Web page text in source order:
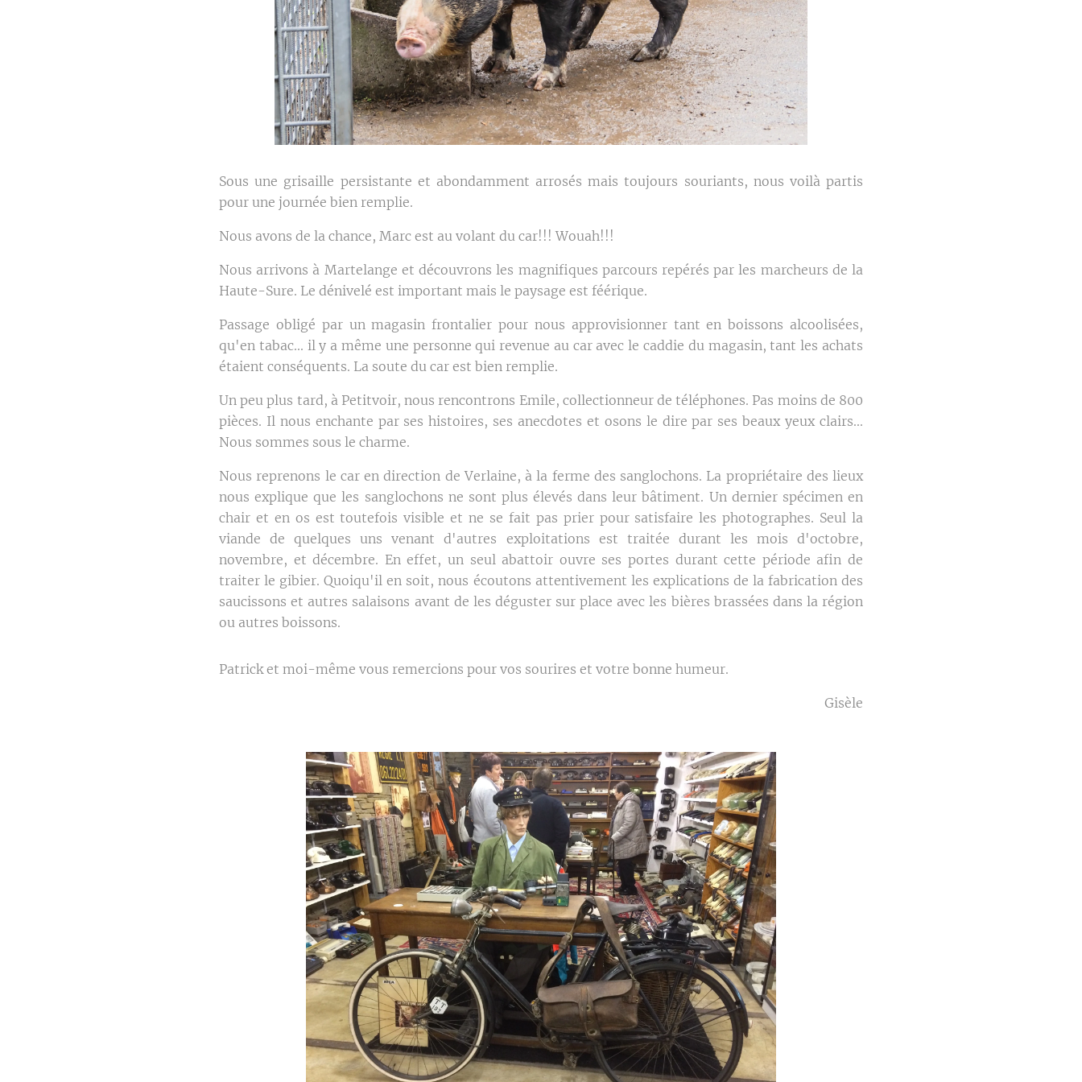
Sous une grisaille persistante et abondamment arrosés mais toujours souriants, nous voilà partis
pour une journée bien remplie.
Nous avons de la chance, Marc est au volant du car!!! Wouah!!!
Nous arrivons à Martelange et découvrons les magnifiques parcours repérés par les marcheurs de la
Haute-Sure. Le dénivelé est important mais le paysage est féérique.
Passage obligé par un magasin frontalier pour nous approvisionner tant en boissons alcoolisées,
qu'en tabac... il y a même une personne qui revenue au car avec le caddie du magasin, tant les achats
étaient conséquents. La soute du car est bien remplie.
Un peu plus tard, à Petitvoir, nous rencontrons Emile, collectionneur de téléphones. Pas moins de 800
pièces. Il nous enchante par ses histoires, ses anecdotes et osons le dire par ses beaux yeux clairs...
Nous sommes sous le charme.
Nous reprenons le car en direction de Verlaine, à la ferme des sanglochons. La propriétaire des lieux
nous explique que les sanglochons ne sont plus élevés dans leur bâtiment. Un dernier spécimen en
chair et en os est toutefois visible et ne se fait pas prier pour satisfaire les photographes. Seul la
viande de quelques uns venant d'autres exploitations est traitée durant les mois d'octobre,
novembre, et décembre. En effet, un seul abattoir ouvre ses portes durant cette période afin de
traiter le gibier. Quoiqu'il en soit, nous écoutons attentivement les explications de la fabrication des
saucissons et autres salaisons avant de les déguster sur place avec les bières brassées dans la région
ou autres boissons.
Patrick et moi-même vous remercions pour vos sourires et votre bonne humeur.
Gisèle